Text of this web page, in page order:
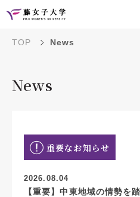
TOP News
News
重要なお知らせ
2026.08.04
【重要】中東地域の情勢を